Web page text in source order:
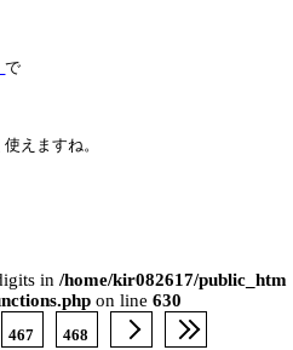
で
えますね。
in/home/kir082617/public_htm
on line630
467 468